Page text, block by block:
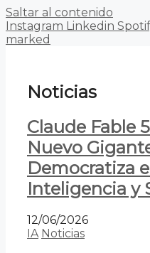
Saltar al contenido
Instagram Linkedin
marked
Noticias
Claude Fable
Nuevo
Democratiza
Inteligencia y
12/06/2026
IA Noticias